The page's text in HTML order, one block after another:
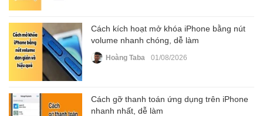
Cách kích hoạt mở khóa iPhone bằng nút
volume nhanh chóng, dễ làm
Hoàng Taba 01/08/2026
Cách gỡ thanh toán ứng dụng trên iPhone
nhanh nhất, dễ làm